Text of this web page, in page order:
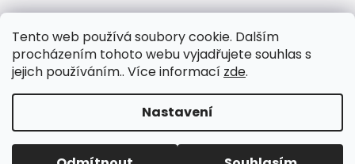
Tento web používá soubory cookie. Dalším
procházením tohoto webu vyjadřujete souhlas s
jejich používáním.. Více informací zde.
Nastavení